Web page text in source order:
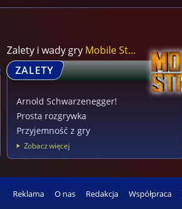
Zalety i wady gry Mobile Strike
ZALETY
Arnold Schwarzenegger!
Prosta rozgrywka
Przyjemność z gry
Zobacz więcej
Reklama O nas Redakcja Współpraca